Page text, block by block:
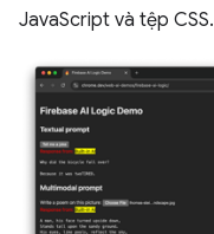
JavaScript và tệp CSS.